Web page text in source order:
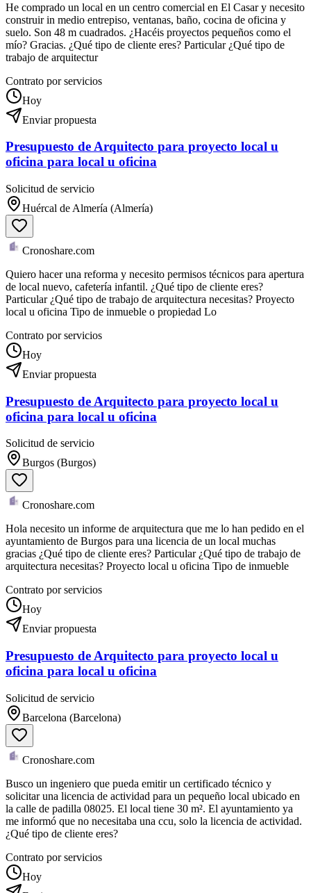
He comprado un local en un centro comercial en El Casar y necesito
construir in medio entrepiso, ventanas, baño, cocina de oficina y
suelo. Son 48 m cuadrados. ¿Hacéis proyectos pequeños como el
mío? Gracias. ¿Qué tipo de cliente eres? Particular ¿Qué tipo de
trabajo de arquitectur
Contrato por servicios
Hoy
Enviar propuesta
Presupuesto de Arquitecto para proyecto local u
oficina para local u oficina
Solicitud de servicio
Huércal de Almería (Almería)
Cronoshare.com
Quiero hacer una reforma y necesito permisos técnicos para apertura
de local nuevo, cafetería infantil. ¿Qué tipo de cliente eres?
Particular ¿Qué tipo de trabajo de arquitectura necesitas? Proyecto
local u oficina Tipo de inmueble o propiedad Lo
Contrato por servicios
Hoy
Enviar propuesta
Presupuesto de Arquitecto para proyecto local u
oficina para local u oficina
Solicitud de servicio
Burgos (Burgos)
Cronoshare.com
Hola necesito un informe de arquitectura que me lo han pedido en el
ayuntamiento de Burgos para una licencia de un local muchas
gracias ¿Qué tipo de cliente eres? Particular ¿Qué tipo de trabajo de
arquitectura necesitas? Proyecto local u oficina Tipo de inmueble
Contrato por servicios
Hoy
Enviar propuesta
Presupuesto de Arquitecto para proyecto local u
oficina para local u oficina
Solicitud de servicio
Barcelona (Barcelona)
Cronoshare.com
Busco un ingeniero que pueda emitir un certificado técnico y
solicitar una licencia de actividad para un pequeño local ubicado en
la calle de padilla 08025. El local tiene 30 m². El ayuntamiento ya
me informó que no necesitaba una ccu, solo la licencia de actividad.
¿Qué tipo de cliente eres?
Contrato por servicios
Hoy